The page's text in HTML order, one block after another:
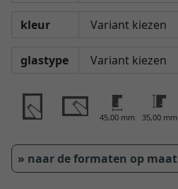
kleur
glastype
45,00 mm 35,00 mm
» naar de formaten op maat